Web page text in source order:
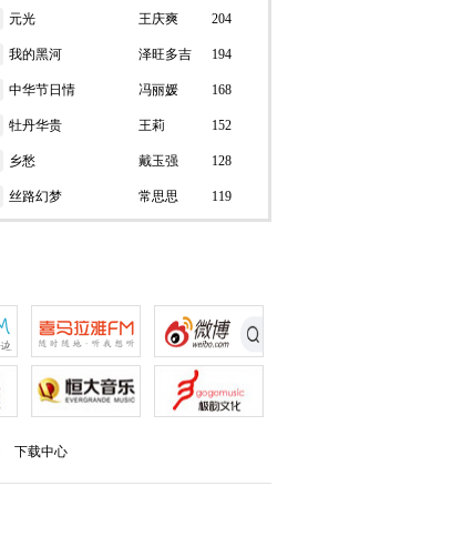
元光 王庆爽 204
我的黑河 泽旺多吉 194
中华节日情 冯丽媛 168
牡丹华贵 王莉 152
乡愁 戴玉强 128
丝路幻梦 常思思 119
下载中心